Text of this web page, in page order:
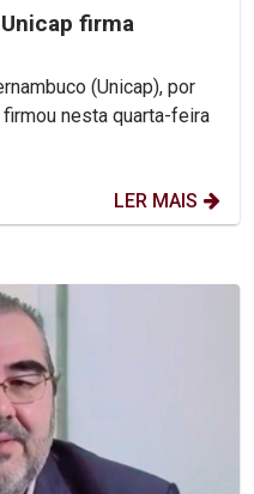
firma
(Unicap), por
nesta quarta-feira
LER MAIS